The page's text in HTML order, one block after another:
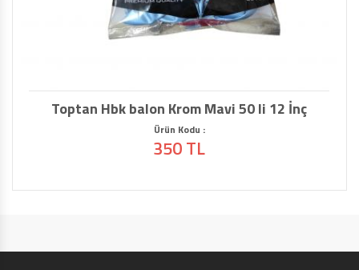
Toptan Hbk balon Krom Mavi 50 li 12 İnç
Ürün Kodu :
350 TL